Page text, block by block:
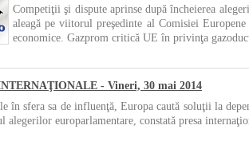
Competiţii şi dispute aprinse după încheierea
aleagă pe viitorul preşedinte al Comisiei
economice. Gazprom critică UE în privinţa
- Vineri, 30 mai 2014
în sfera sa de influenţă, Europa caută soluţii la
alegerilor europarlamentare, constată presa